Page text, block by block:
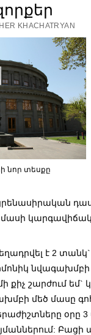
KHACHATRYAN
նոր տեսքը
է 2
նվագախմբի
քիչ շարժում
մեծ մասը
օրը
Բացի